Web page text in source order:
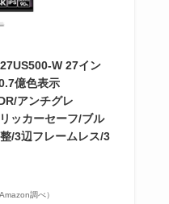
W 27イン
億色表示
アンチグレ
ッカーセーフ/ブル
/3辺フレームレス/3
調べ）